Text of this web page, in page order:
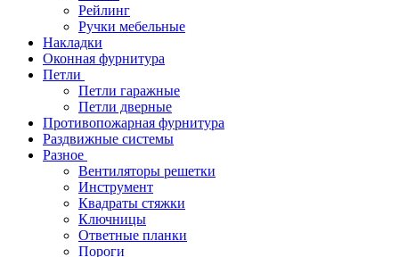
Рейлинг
Ручки мебельные
Накладки
Оконная фурнитура
Петли
Петли гаражные
Петли дверные
Противопожарная фурнитура
Раздвижные системы
Разное
Вентиляторы решетки
Инструмент
Квадраты стяжки
Ключницы
Ответные планки
Пороги